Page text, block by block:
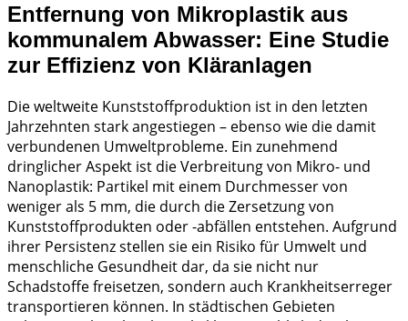
Entfernung von Mikroplastik aus
kommunalem Abwasser: Eine Studie
zur Effizienz von Kläranlagen
Die weltweite Kunststoffproduktion ist in den letzten
Jahrzehnten stark angestiegen – ebenso wie die damit
verbundenen Umweltprobleme. Ein zunehmend
dringlicher Aspekt ist die Verbreitung von Mikro- und
Nanoplastik: Partikel mit einem Durchmesser von
weniger als 5 mm, die durch die Zersetzung von
Kunststoffprodukten oder -abfällen entstehen. Aufgrund
ihrer Persistenz stellen sie ein Risiko für Umwelt und
menschliche Gesundheit dar, da sie nicht nur
Schadstoffe freisetzen, sondern auch Krankheitserreger
transportieren können. In städtischen Gebieten